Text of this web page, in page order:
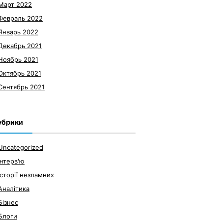
2022
2022
2022
2021
2021
2021
2021
незламних